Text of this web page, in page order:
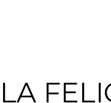
LA